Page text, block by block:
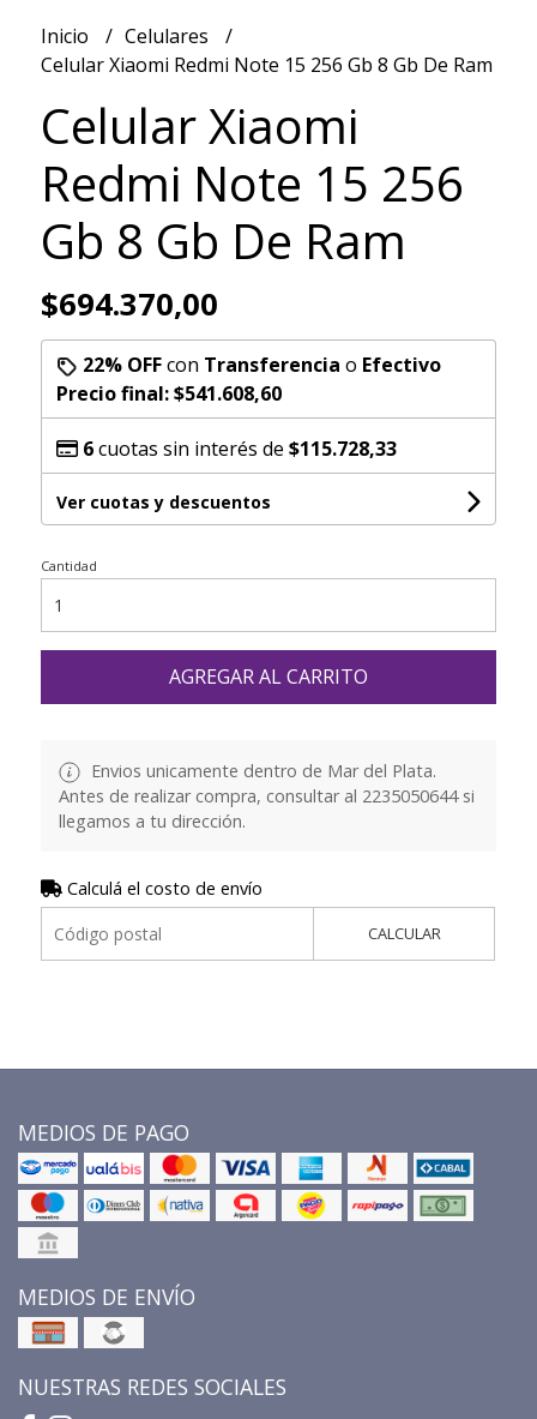
Inicio
Celulares
Celular Xiaomi Redmi Note 15 256 Gb 8 Gb De Ram
Celular Xiaomi
Redmi Note 15 256
Gb 8 Gb De Ram
$694.370,00
22% OFFcon Transferencia o Efectivo
Precio final:$541.608,60
6cuotas sin interés de $115.728,33
Ver cuotas y descuentos
Cantidad
AGREGAR AL CARRITO
Envios unicamente dentro de Mar del Plata.
Antes de realizar compra, consultar al 2235050644 si
llegamos a tu dirección.
Calculá el costo de envío
CALCULAR
MEDIOS DE PAGO
MEDIOS DE ENVÍO
NUESTRAS REDES SOCIALES